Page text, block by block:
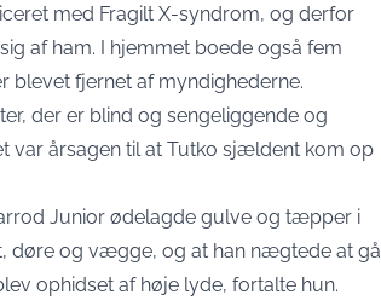
med Fragilt X-syndrom, og derfor
af ham. I hjemmet boede også fem
blevet fjernet af myndighederne.
der er blind og sengeliggende og
årsagen til at Tutko sjældent kom op
Junior ødelagde gulve og tæpper i
døre og vægge, og at han nægtede at gå
ophidset af høje lyde, fortalte hun.